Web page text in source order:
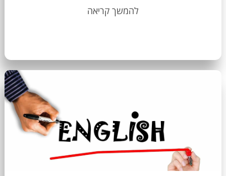
להמשך קריאה